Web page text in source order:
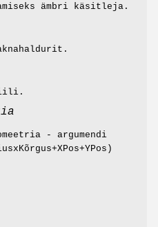
ämbri käsitleja.
- argumendi